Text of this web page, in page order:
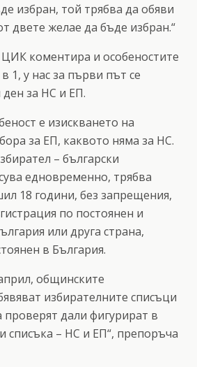
избран, той трябва да обяви
двете желае да бъде избран.“
коментира и особеностите
1, у нас за първи път се
за НС и ЕП.
е изискването на
за ЕП, каквото няма за НС.
– български
едновременно, трябва
18 години, без запрещения,
по постоянен и
или друга страна,
в България.
общинските
избирателните списъци
проверят дали фигурират в
списъка – НС и ЕП“, препоръча